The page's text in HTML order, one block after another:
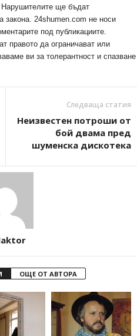
Нарушителите ще бъдат
закона. 24shumen.com не носи
под публикациите.
правото да ограничават или
ви за толерантност и спазване
Следваща статия
Неизвестен потроши от
бой двама пред
шуменска дискотека
ОЩЕ ОТ АВТОРА